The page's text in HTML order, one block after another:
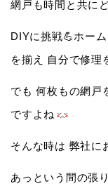
網戸も時間と共に
DIYに挑戦💪ホー
を揃え 自分で修理
でも 何枚もの網戸
ですよね
そんな時は 弊社に
あっという間の張